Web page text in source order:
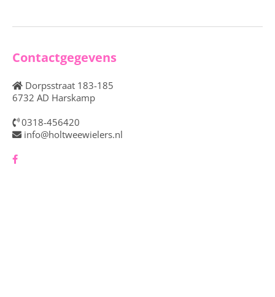
Contactgegevens
Dorpsstraat 183-185
6732 AD Harskamp
0318-456420
info@holtweewielers.nl